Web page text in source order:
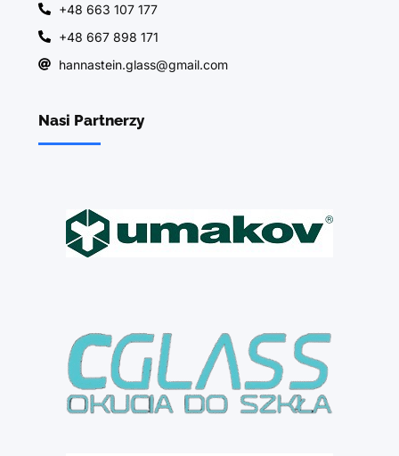
+48 663 107 177
+48 667 898 171
hannastein.glass@gmail.com
Nasi Partnerzy